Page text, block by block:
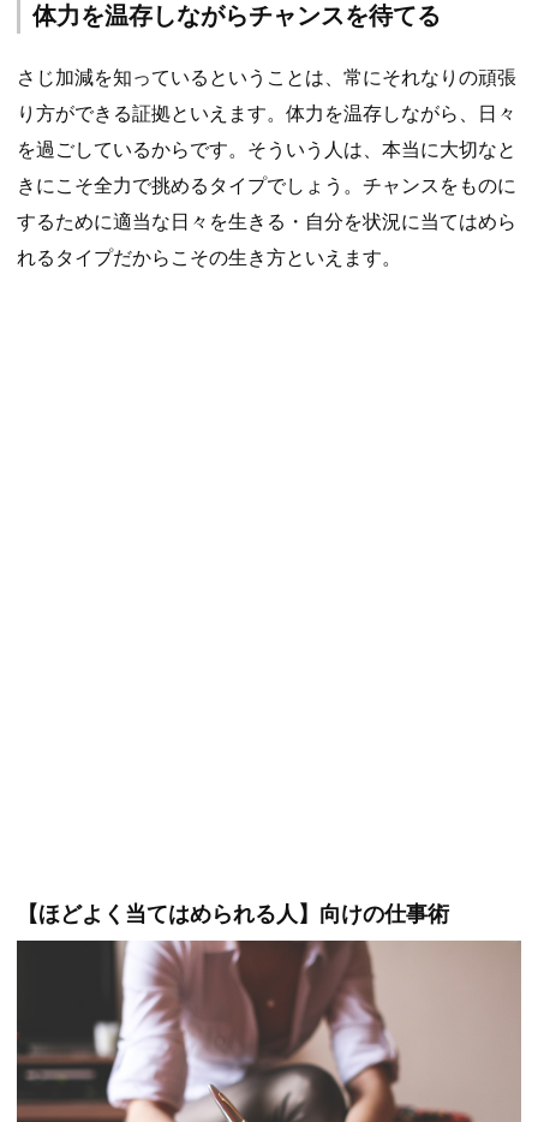
体力を温存しながらチャンスを待てる
さじ加減を知っているということは、常にそれなりの頑張
り方ができる証拠といえます。体力を温存しながら、日々
を過ごしているからです。そういう人は、本当に大切なと
きにこそ全力で挑めるタイプでしょう。チャンスをものに
するために適当な日々を生きる・自分を状況に当てはめら
れるタイプだからこその生き方といえます。
【ほどよく当てはめられる人】向けの仕事術